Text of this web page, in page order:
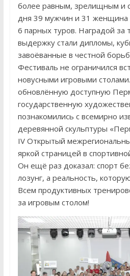
более равным, зрелищным и
дня 39 мужчин и 31 женщина
6 парных туров. Наградой за
выдержку стали дипломы,
завоёванные в честной
Фестиваль не ограничился
новусными игровыми
обновлённую доступную
государственную
познакомились с всемирно
деревянной скульптуры
IV Открытый
яркой страницей в
Он ещё раз доказал: спорт
лозунг, а реальность,
Всем продуктивных
за игровым столом!